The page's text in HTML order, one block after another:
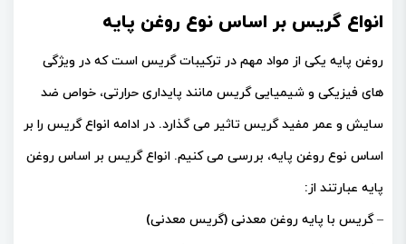
انواع گریس بر اساس نوع روغن پایه
روغن پایه یکی از مواد مهم در ترکیبات گریس است که در ویژگی
های فیزیکی و شیمیایی گریس مانند پایداری حرارتی، خواص ضد
سایش و عمر مفید گریس تاثیر می گذارد. در ادامه انواع گریس را بر
اساس نوع روغن پایه، بررسی می کنیم. انواع گریس بر اساس روغن
پایه عبارتند از:
– گریس با پایه روغن معدنی (گریس معدنی)